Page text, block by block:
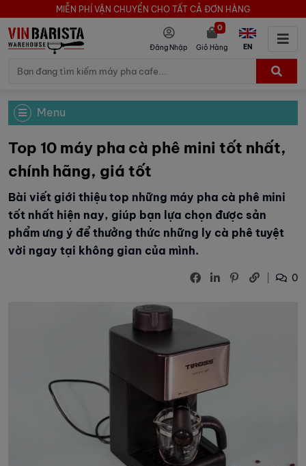
MIỄN PHÍ VẬN CHUYỂN CHO TẤT CẢ ĐƠN HÀNG
Đăng Nhập Giỏ Hàng
0
EN
Menu
Top 10 máy pha cà phê mini tốt nhất,
chính hãng, giá tốt
Bài viết giới thiệu top những máy pha cà phê mini
tốt nhất hiện nay, giúp bạn lựa chọn được sản
phẩm ưng ý để thưởng thức những ly cà phê tuyệt
vời ngay tại không gian của mình.
0